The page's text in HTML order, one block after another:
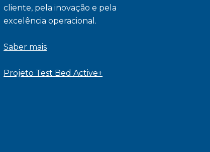
cliente, pela inovação e pela
excelência operacional.
Saber mais
Projeto Test Bed Active+